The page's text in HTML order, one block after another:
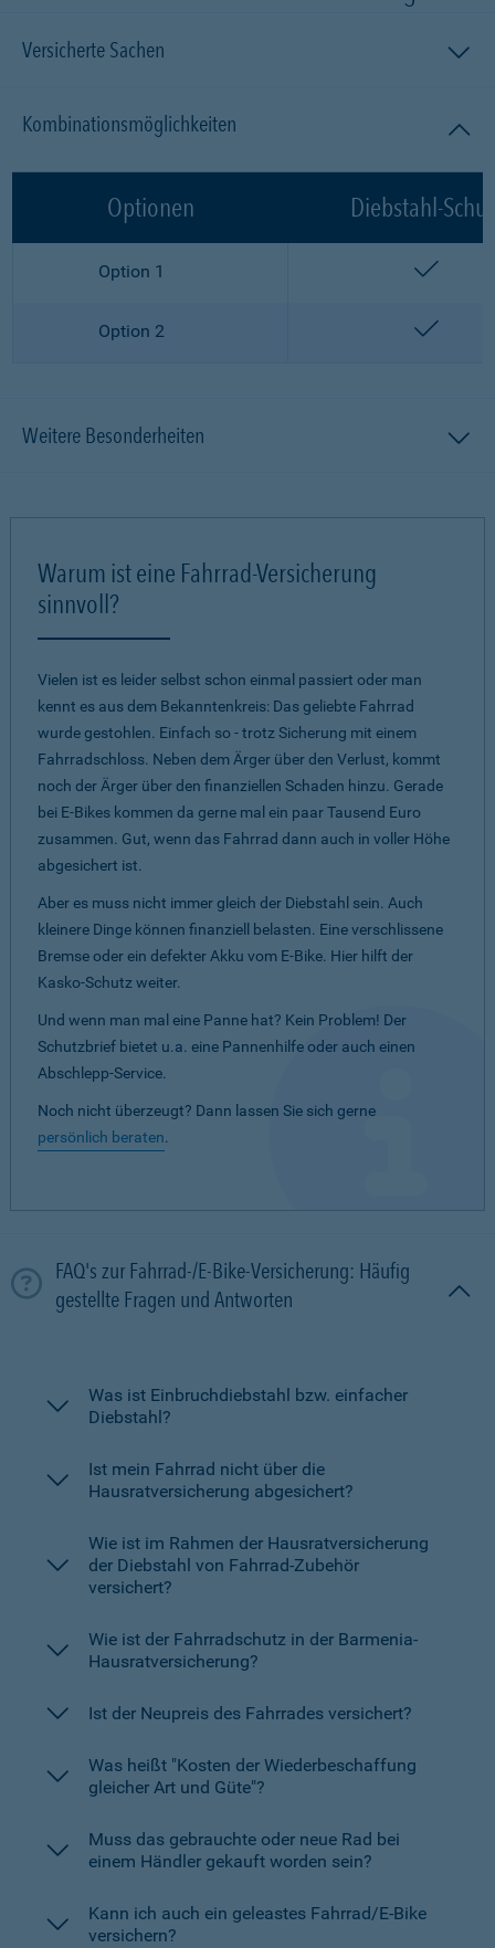
Versicherte Sachen
Kombinationsmöglichkeiten
Optionen Diebstahl-
Option 1
Option 2
Weitere Besonderheiten
Warum ist eine Fahrrad-Versicherung
sinnvoll?
Vielen ist es leider selbst schon einmal passiert oder man
kennt es aus dem Bekanntenkreis: Das geliebte Fahrrad
wurde gestohlen. Einfach so - trotz Sicherung mit einem
Fahrradschloss. Neben dem Ärger über den Verlust, kommt
noch der Ärger über den finanziellen Schaden hinzu. Gerade
bei E-Bikes kommen da gerne mal ein paar Tausend Euro
zusammen. Gut, wenn das Fahrrad dann auch in voller Höhe
abgesichert ist.
Aber es muss nicht immer gleich der Diebstahl sein. Auch
kleinere Dinge können finanziell belasten. Eine verschlissene
Bremse oder ein defekter Akku vom E-Bike. Hier hilft der
Kasko-Schutz weiter.
Und wenn man mal eine Panne hat? Kein Problem! Der
Schutzbrief bietet u.a. eine Pannenhilfe oder auch einen
Abschlepp-Service.
Noch nicht überzeugt? Dann lassen Sie sich gerne
persönlich beraten.
FAQ's zur Fahrrad-/E-Bike-Versicherung: Häufig
gestellte Fragen und Antworten
Was ist Einbruchdiebstahl bzw. einfacher
Diebstahl?
Ist mein Fahrrad nicht über die
Hausratversicherung abgesichert?
Wie ist im Rahmen der Hausratversicherung
der Diebstahl von Fahrrad-Zubehör
versichert?
Wie ist der Fahrradschutz in der Barmenia-
Hausratversicherung?
Ist der Neupreis des Fahrrades versichert?
Was heißt "Kosten der Wiederbeschaffung
gleicher Art und Güte"?
Muss das gebrauchte oder neue Rad bei
einem Händler gekauft worden sein?
Kann ich auch ein geleastes Fahrrad/E-Bike
versichern?